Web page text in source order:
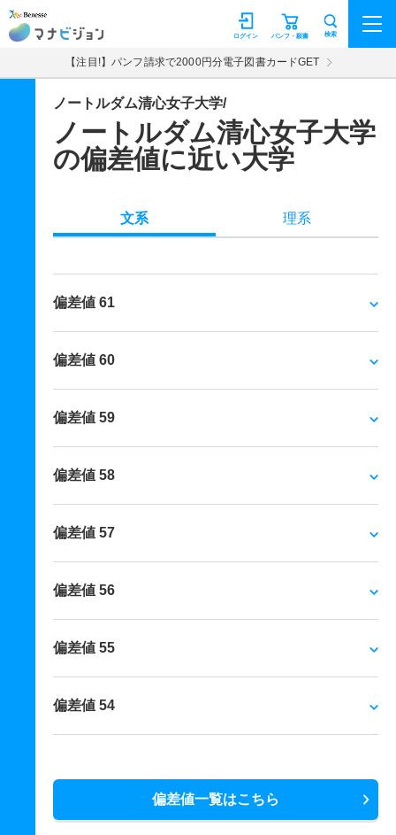
マナビジョン パンフ・願書
ログイン 検索
【注目!】パンフ請求で2000円分電子図書カードGET
ノートルダム清心女子大学/
ノートルダム清心女子大学
の偏差値に近い大学
文系 理系
偏差値 61
偏差値 60
偏差値 59
偏差値 58
偏差値 57
偏差値 56
偏差値 55
偏差値 54
偏差値一覧はこちら